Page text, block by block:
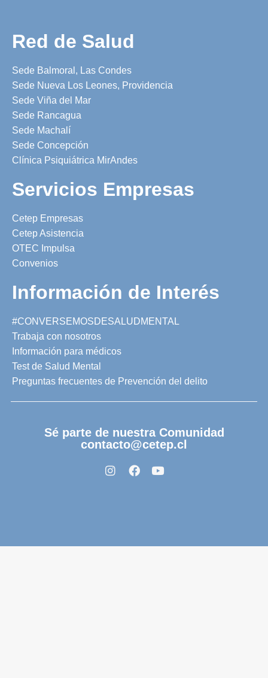
Red de Salud
Sede Balmoral, Las Condes
Sede Nueva Los Leones, Providencia
Sede Viña del Mar
Sede Rancagua
Sede Machalí
Sede Concepción
Clínica Psiquiátrica MirAndes
Servicios Empresas
Cetep Empresas
Cetep Asistencia
OTEC Impulsa
Convenios
Información de Interés
#CONVERSEMOSDESALUDMENTAL
Trabaja con nosotros
Información para médicos
Test de Salud Mental
Preguntas frecuentes de Prevención del delito
Sé parte de nuestra Comunidad
contacto@cetep.cl